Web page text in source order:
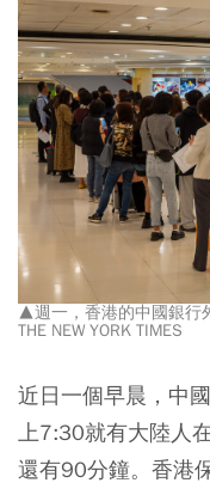
▲週一，香港的中國銀行
THE NEW YORK TIMES
近日一個早晨，中
上7:30就有大陸人
還有90分鐘。香港